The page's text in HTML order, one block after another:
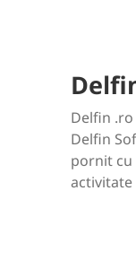
Delfin
Delfin
pornit